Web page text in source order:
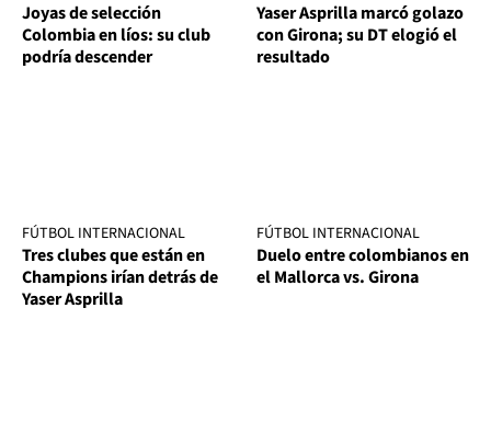
Joyas de selección
Colombia en líos: su club
podría descender
Yaser Asprilla marcó golazo
con Girona; su DT elogió el
resultado
FÚTBOL INTERNACIONAL
Tres clubes que están en
Champions irían detrás de
Yaser Asprilla
FÚTBOL INTERNACIONAL
Duelo entre colombianos en
el Mallorca vs. Girona